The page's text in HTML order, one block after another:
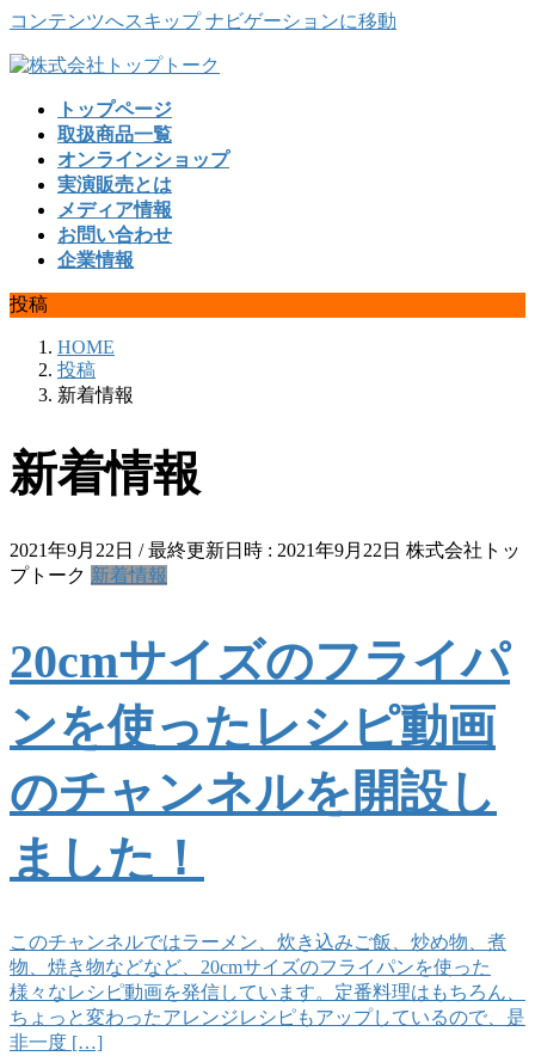
コンテンツへスキップ ナビゲーションに移動
トップページ
取扱商品一覧
オンラインショップ
実演販売とは
メディア情報
お問い合わせ
企業情報
投稿
HOME
投稿
新着情報
新着情報
2021年9月22日 / 最終更新日時 : 2021年9月22日 株式会社トッ
プトーク 新着情報
20cmサイズのフライパ
ンを使ったレシピ動画
のチャンネルを開設し
ました！
このチャンネルではラーメン、炊き込みご飯、炒め物、煮
物、焼き物などなど、20cmサイズのフライパンを使った
様々なレシピ動画を発信しています。定番料理はもちろん、
ちょっと変わったアレンジレシピもアップしているので、是
非一度 […]